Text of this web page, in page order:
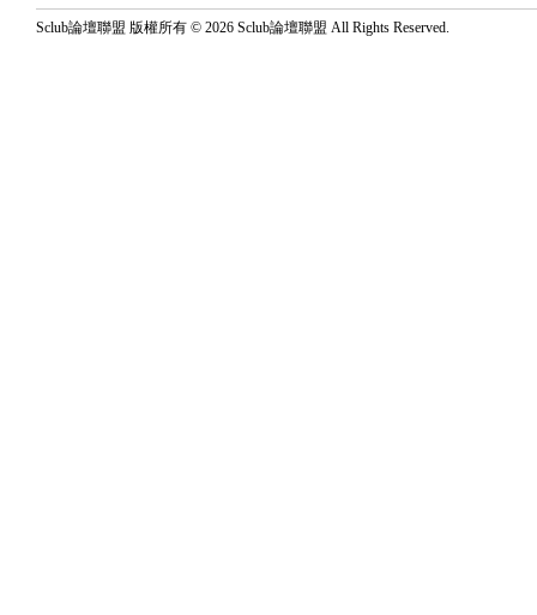
Sclub論壇聯盟 版權所有 © 2026 Sclub論壇聯盟 All Rights Reserved.